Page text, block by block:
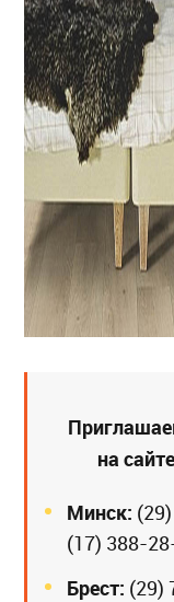
на сайте
Минск:
(17) 388-
Брест: (29)